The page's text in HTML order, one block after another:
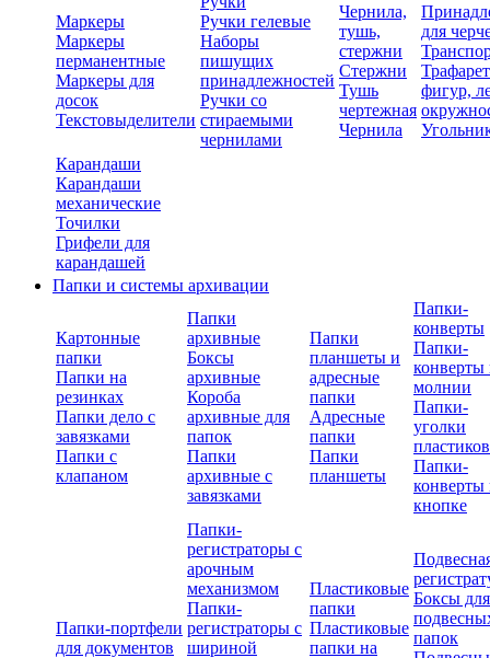
Маркеры
Маркеры
перманентные
Маркеры для
досок
Текстовыделители
Ручки гелевые
Наборы
пишущих
принадлежностей
Ручки со
стираемыми
чернилами
Чернила,
тушь,
стержни
Стержни
Тушь
чертежная
Чернила
для
фигур,
Карандаши
Карандаши
механические
Точилки
Грифели для
карандашей
Папки и системы архивации
Картонные
папки
Папки на
резинках
Папки дело с
завязками
Папки с
клапаном
Папки
архивные
Боксы
архивные
Короба
архивные для
папок
Папки
архивные с
завязками
Папки
планшеты и
адресные
папки
Адресные
папки
Папки
планшеты
Папки-
конверты
Папки-
конверты
молнии
Папки-
уголки
Папки-
конверты
кнопке
Папки-портфели
для документов
Папки-
регистраторы с
арочным
механизмом
Папки-
регистраторы с
шириной
Пластиковые
папки
Пластиковые
папки на
Боксы для
папок